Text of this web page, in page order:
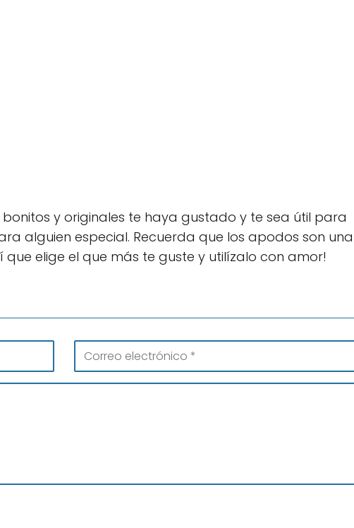
y originales te haya gustado y te sea útil para
alguien especial. Recuerda que los apodos son una
elige el que más te guste y utilízalo con amor!